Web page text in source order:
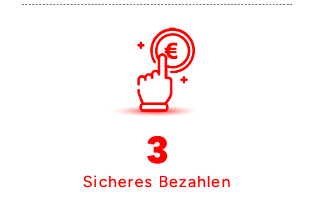
3
Sicheres Bezahlen